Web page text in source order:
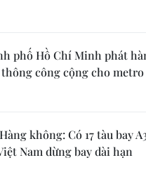
phố Hồ Chí Minh phát
công cộng cho metro
không: Có 17 tàu bay
Nam dừng bay dài hạn